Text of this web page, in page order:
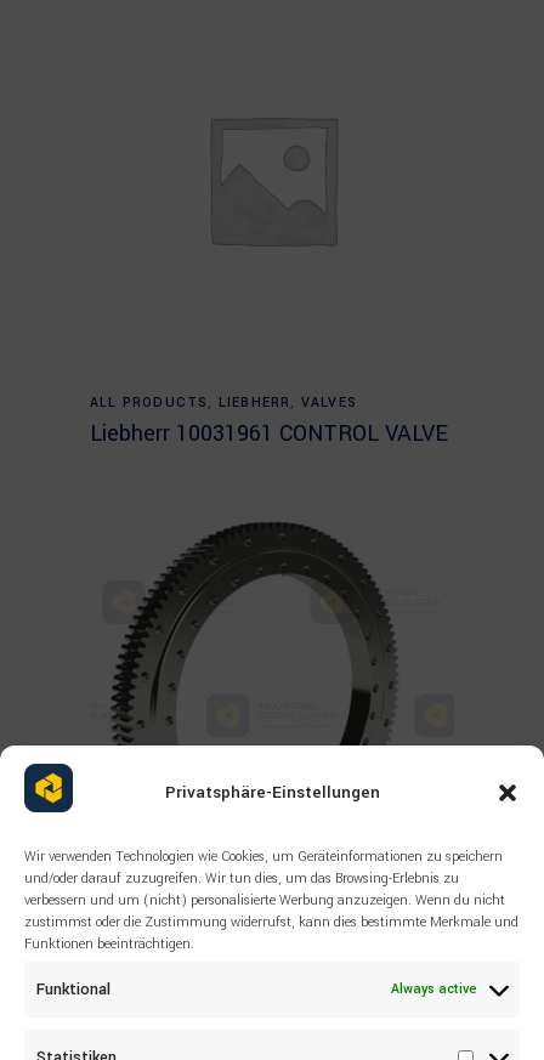
Privatsphäre-Einstellungen
Wir verwenden Technologien wie Cookies, um Geräteinformationen zu speichern
und/oder darauf zuzugreifen. Wir tun dies, um das Browsing-Erlebnis zu
verbessern und um (nicht) personalisierte Werbung anzuzeigen. Wenn du nicht
zustimmst oder die Zustimmung widerrufst, kann dies bestimmte Merkmale und
Funktionen beeinträchtigen.
Funktional Always active
Read more
ALL PRODUCTS , LIEBHERR , VALVES
Liebherr 10031961 CONTROL VALVE
Read more
LIEBHERR
Liebherr 982714001 BALL SLEWING
RING A900 R902 R900